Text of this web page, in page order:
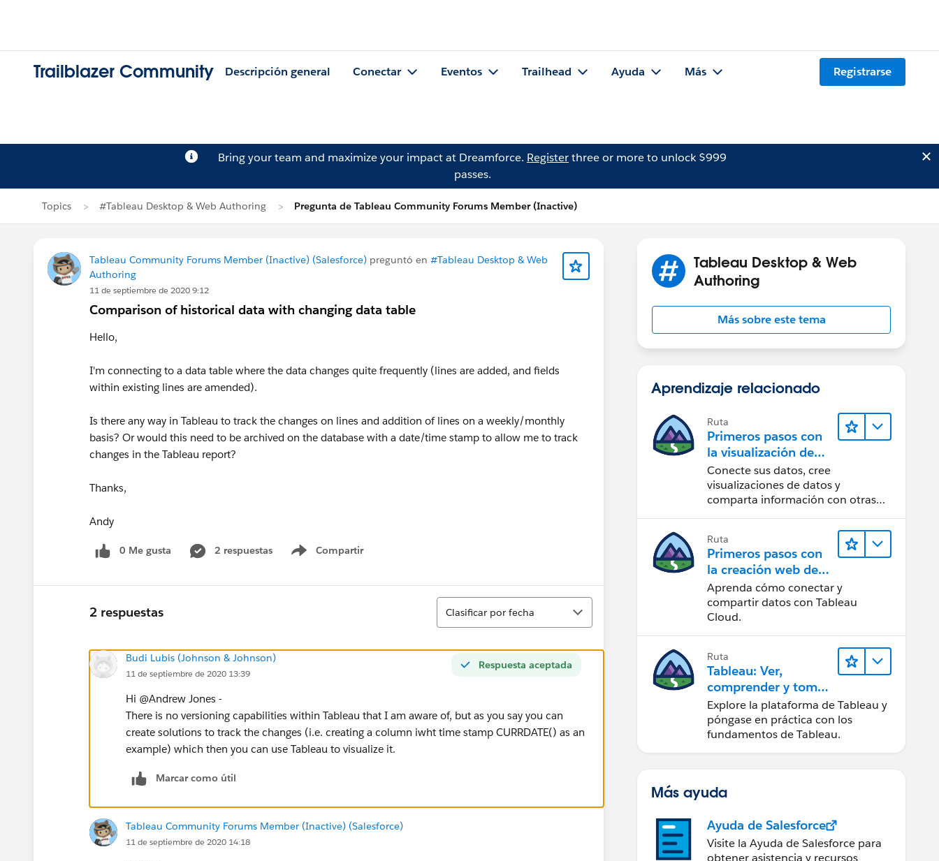
Trailblazer Community Descripción general Conectar Eventos Trailhead Ayuda Más Registrarse
Bring your team and maximize your impact at Dreamforce. Registerthree or more to unlock $999
passes.
Topics #Tableau Desktop & Web Authoring Pregunta de Tableau Community Forums Member (Inactive)
Tableau Community Forums Member (Inactive) (Salesforce) preguntó en #Tableau Desktop & Web
Authoring
11 de septiembre de 2020 9:12
Comparison of historical data with changing data table
Hello,
I'm connecting to a data table where the data changes quite frequently​ (lines are added, and fields
within existing lines are amended).
Is there any way in Tableau to track the changes on lines and addition of lines on a weekly/monthly
basis? Or would this need to be archived on the database with a date/time stamp to allow me to track
changes in the Tableau report?
Thanks,
Andy
0 Me gusta 2 respuestas Compartir
Show menu
2 respuestas
Ordenar
Clasificar por fecha
Respuesta aceptada
Budi Lubis (Johnson & Johnson)
11 de septiembre de 2020 13:39
Hi @Andrew Jones​ -
There is no versioning capabilities within Tableau that I am aware of, but as you say you can
create solutions to track the changes (i.e. creating a column iwht time stamp CURRDATE() as an
example) which then you can use Tableau to visualize it.
Marcar como útil
Tableau Community Forums Member (Inactive) (Salesforce)
11 de septiembre de 2020 14:18
Tableau Desktop & Web
Authoring
Más sobre este tema
Aprendizaje relacionado
Ruta
Primeros pasos con
la visualización de
datos en Tableau
Desktop
Conecte sus datos, cree
visualizaciones de datos y
comparta información con otras
Ruta
Primeros pasos con
la creación web de
Tableau Cloud
Aprenda cómo conectar y
compartir datos con Tableau
Cloud.
Ruta
Tableau: Ver,
comprender y tomar
medidas a partir de
los datos
Explore la plataforma de Tableau y
póngase en práctica con los
fundamentos de Tableau.
Más ayuda
Ayuda de Salesforce
Visite la Ayuda de Salesforce para
obtener asistencia y recursos